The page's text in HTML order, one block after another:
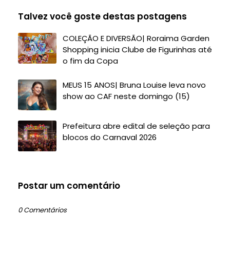
Talvez você goste destas postagens
COLEÇÃO E DIVERSÃO| Roraima Garden
Shopping inicia Clube de Figurinhas até
o fim da Copa
MEUS 15 ANOS| Bruna Louise leva novo
show ao CAF neste domingo (15)
Prefeitura abre edital de seleção para
blocos do Carnaval 2026
Postar um comentário
0 Comentários